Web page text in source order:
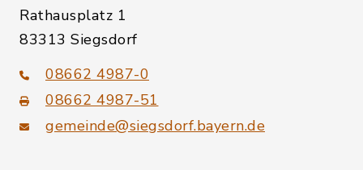
Rathausplatz 1
83313 Siegsdorf
08662 4987-0
08662 4987-51
gemeinde@siegsdorf.bayern.de